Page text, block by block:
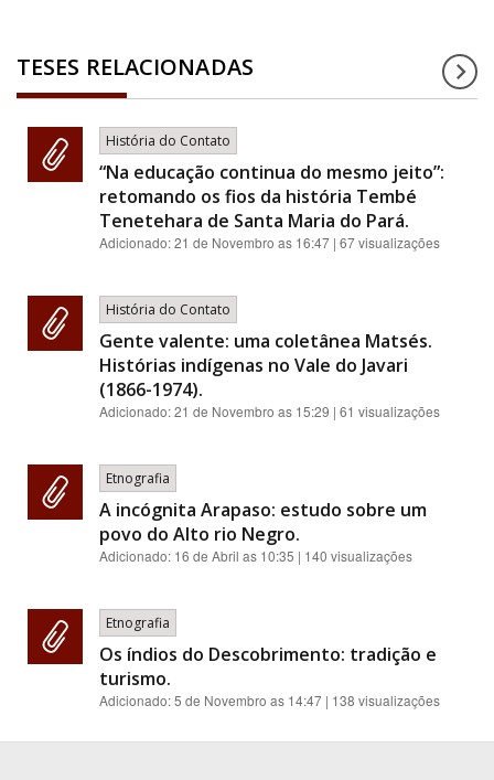
TESES RELACIONADAS
História do Contato
“Na educação continua do mesmo jeito”:
retomando os fios da história Tembé
Tenetehara de Santa Maria do Pará.
Adicionado:21 de Novembro as 16:47 | 67 visualizações
História do Contato
Gente valente: uma coletânea Matsés.
Histórias indígenas no Vale do Javari
(1866-1974).
Adicionado:21 de Novembro as 15:29 | 61 visualizações
Etnografia
A incógnita Arapaso: estudo sobre um
povo do Alto rio Negro.
Adicionado: 16 de Abril as 10:35 | 140 visualizações
Etnografia
Os índios do Descobrimento: tradição e
turismo.
Adicionado:5 de Novembro as 14:47 | 138 visualizações